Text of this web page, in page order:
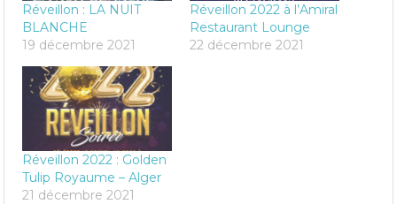
Réveillon : LA NUIT
BLANCHE
19 décembre 2021
Réveillon 2022 à l’Amiral
Restaurant Lounge
22 décembre 2021
Réveillon 2022 : Golden
Tulip Royaume – Alger
21 décembre 2021